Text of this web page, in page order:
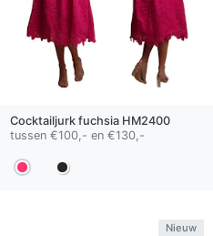
Cocktailjurk fuchsiaHM2400
tussen €100,- en €130,-
Nieuw